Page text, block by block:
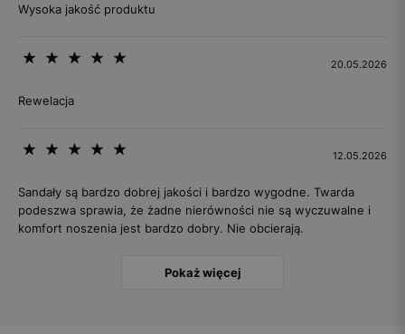
Wysoka jakość produktu
20.05.2026
Rewelacja
12.05.2026
Sandały są bardzo dobrej jakości i bardzo wygodne. Twarda
podeszwa sprawia, że żadne nierówności nie są wyczuwalne i
komfort noszenia jest bardzo dobry. Nie obcierają.
Pokaż więcej